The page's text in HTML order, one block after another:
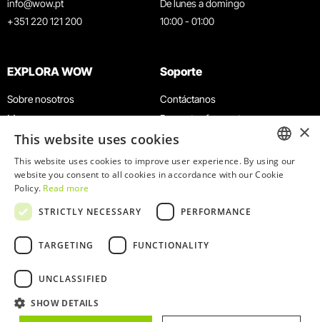
info@wow.pt
+351 220 121 200
De lunes a domingo
10:00 - 01:00
EXPLORA WOW
Sobre nosotros
Museos
Agenda
Noticias
Restaurantes
Tarjeta WOW
Grupos y eventos
Servicio educativo
Soporte
Contáctanos
Preguntas frecuentes
Términos y condiciones
Política de privacidad y cookies
Trabaja con nosotros
Libro de reclamaciones
© 2026
WOW
ENGLISH
×
This website uses cookies
This website uses cookies to improve user experience. By using our
website you consent to all cookies in accordance with our Cookie
Policy. Read more
STRICTLY NECESSARY
PERFORMANCE
TARGETING FUNCTIONALITY
UNCLASSIFIED
SHOW DETAILS